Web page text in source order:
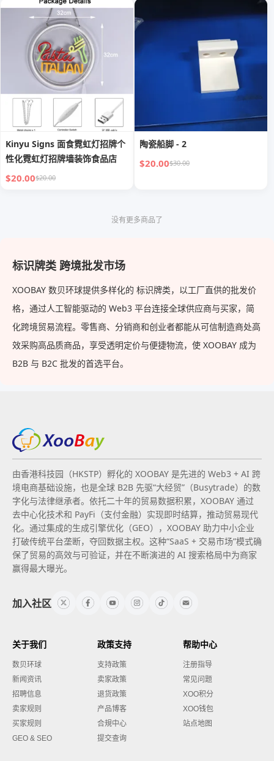
Kinyu Signs 面食霓虹灯招牌个
性化霓虹灯招牌墙装饰食品店
$20.00$20.00
陶瓷船脚 - 2
$20.00$30.00
没有更多商品了
标识牌类 跨境批发市场
XOOBAY 数贝环球提供多样化的 标识牌类，以工厂直供的批发价
格，通过人工智能驱动的 Web3 平台连接全球供应商与买家，简
化跨境贸易流程。零售商、分销商和创业者都能从可信制造商处高
效采购高品质商品，享受透明定价与便捷物流，使 XOOBAY 成为
B2B 与 B2C 批发的首选平台。
由香港科技园（HKSTP）孵化的 XOOBAY 是先进的 Web3 + AI 跨
境电商基础设施，也是全球 B2B 先驱“大经贸”（Busytrade）的数
字化与法律继承者。依托二十年的贸易数据积累，XOOBAY 通过
去中心化技术和 PayFi（支付金融）实现即时结算，推动贸易现代
化。通过集成的生成引擎优化（GEO），XOOBAY 助力中小企业
打破传统平台垄断，夺回数据主权。这种“SaaS + 交易市场”模式确
保了贸易的高效与可验证，并在不断演进的 AI 搜索格局中为商家
赢得最大曝光。
加入社区
关于我们
数贝环球
新闻资讯
招聘信息
卖家规则
买家规则
GEO & SEO
政策支持
支持政策
卖家政策
退货政策
产品博客
合規中心
提交查询
帮助中心
注册指导
常见问题
XOO积分
XOO钱包
站点地图